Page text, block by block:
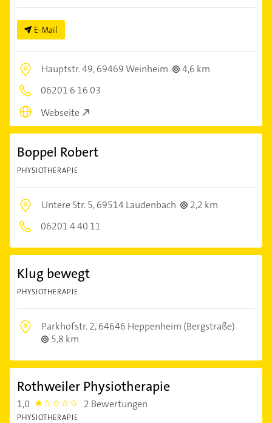
E-Mail
Hauptstr. 49,69469 Weinheim
4,6 km
06201 6 16 03
Webseite
Boppel Robert
PHYSIOTHERAPIE
Untere Str. 5,69514 Laudenbach
2,2 km
06201 4 40 11
Klug bewegt
PHYSIOTHERAPIE
Parkhofstr. 2,64646 Heppenheim (Bergstraße)
5,8 km
Rothweiler Physiotherapie
1,0 1.0 2 Bewertungen
PHYSIOTHERAPIE